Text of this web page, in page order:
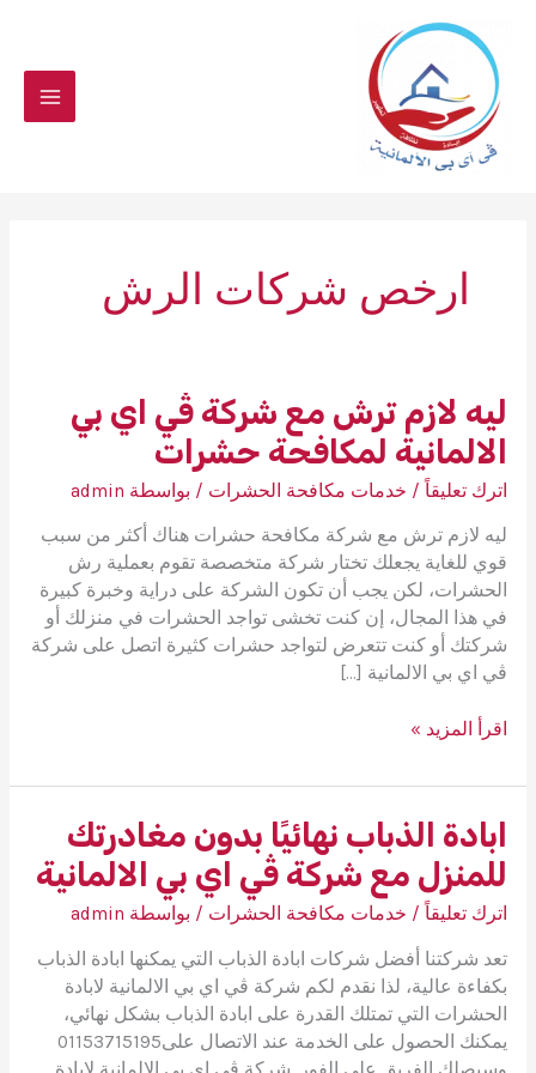
المحتوى
ارخص شركات الرش
ليه لازم ترش مع شركة ڤي اي بي
الالمانية لمكافحة حشرات
اترك تعليقاً / خدمات مكافحة الحشرات / بواسطة admin
ليه لازم ترش مع شركة مكافحة حشرات هناك أكثر من سبب
قوي للغاية يجعلك تختار شركة متخصصة تقوم بعملية رش
الحشرات، لكن يجب أن تكون الشركة على دراية وخبرة كبيرة
في هذا المجال، إن كنت تخشى تواجد الحشرات في منزلك أو
شركتك أو كنت تتعرض لتواجد حشرات كثيرة اتصل على شركة
ڤي اي بي الالمانية […]
ليه
ترش
شركة
ڤي
اي
بي
الالمانية
لمكافحة
حشرات
اقرأ المزيد »
ابادة الذباب نهائيًا بدون مغادرتك
للمنزل مع شركة ڤي اي بي الالمانية
اترك تعليقاً / خدمات مكافحة الحشرات / بواسطة admin
تعد شركتنا أفضل شركات ابادة الذباب التي يمكنها ابادة الذباب
بكفاءة عالية، لذا نقدم لكم شركة ڤي اي بي الالمانية لابادة
الحشرات التي تمتلك القدرة على ابادة الذباب بشكل نهائي،
يمكنك الحصول على الخدمة عند الاتصال على01153715195